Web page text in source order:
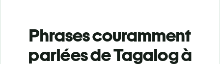
Phrases couramment
parlées de Tagalog à